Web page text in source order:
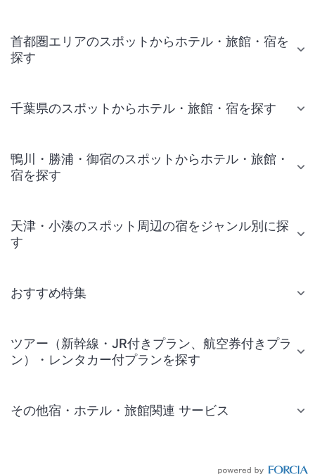
首都圏エリアのスポットからホテル・旅館・宿を
探す
千葉県のスポットからホテル・旅館・宿を探す
鴨川・勝浦・御宿のスポットからホテル・旅館・
宿を探す
天津・小湊のスポット周辺の宿をジャンル別に探
す
おすすめ特集
ツアー（新幹線・JR付きプラン、航空券付きプラ
ン）・レンタカー付プランを探す
その他宿・ホテル・旅館関連 サービス